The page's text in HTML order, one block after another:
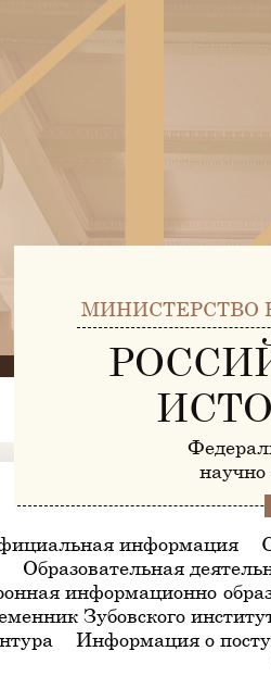
МИНИСТЕРСТВО
информация
Образовательная
информационно-
Зубовского
Информация о